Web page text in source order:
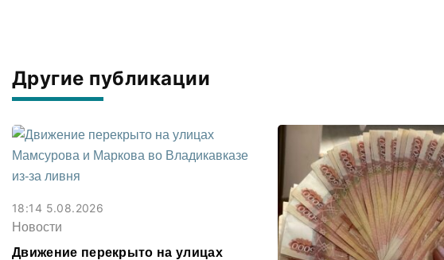
Другие публикации
18:14 5.08.2026
Новости
Движение перекрыто на улицах